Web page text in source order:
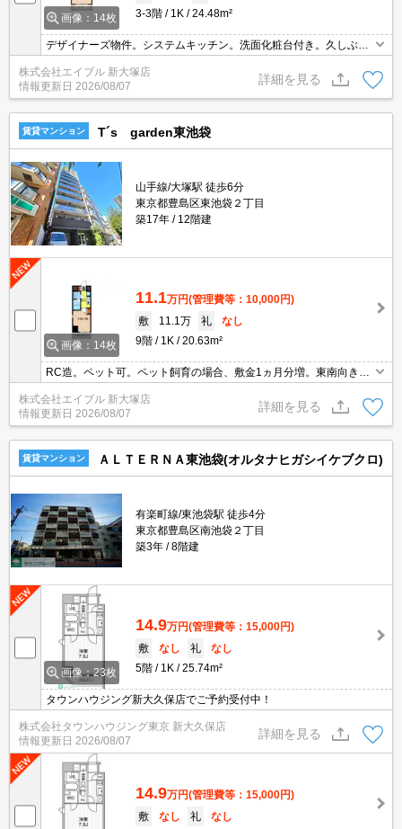
画像：14枚
3-3階
1K 24.48m²
デザイナーズ物件。システムキッチン。洗面化粧台付き。久しぶり
に空きました。仲介手数料家賃の0.55ヵ月分。詳細はお問い合わせ
ください。
株式会社エイブル 新大塚店
情報更新日 2026/08/07
詳細を見る
賃貸マンション T´s garden東池袋
山手線/大塚駅 徒歩6分
東京都豊島区東池袋２丁目
築17年
12階建
画像：14枚
11.1万円(管理費等：10,000円)
敷
11.1万 礼
なし
9階
1K 20.63m²
RC造。ペット可。ペット飼育の場合、敷金1ヵ月分増。東南向き。
駐輪場有。人気の大塚駅。地下鉄丸ノ内線も利用可。駅近。外観タ
イル張り。人気のオートロック付マンション。宅配ボックスあり。
生活環境良好。
株式会社エイブル 新大塚店
情報更新日 2026/08/07
詳細を見る
賃貸マンション ＡＬＴＥＲＮＡ東池袋(オルタナヒガシイケブクロ)
有楽町線/東池袋駅 徒歩4分
東京都豊島区南池袋２丁目
築3年
8階建
画像：23枚
14.9万円(管理費等：15,000円)
敷
なし 礼
なし
5階
1K 25.74m²
タウンハウジング新大久保店でご予約受付中！
株式会社タウンハウジング東京 新大久保店
情報更新日 2026/08/07
詳細を見る
14.9万円(管理費等：15,000円)
敷
なし 礼
なし